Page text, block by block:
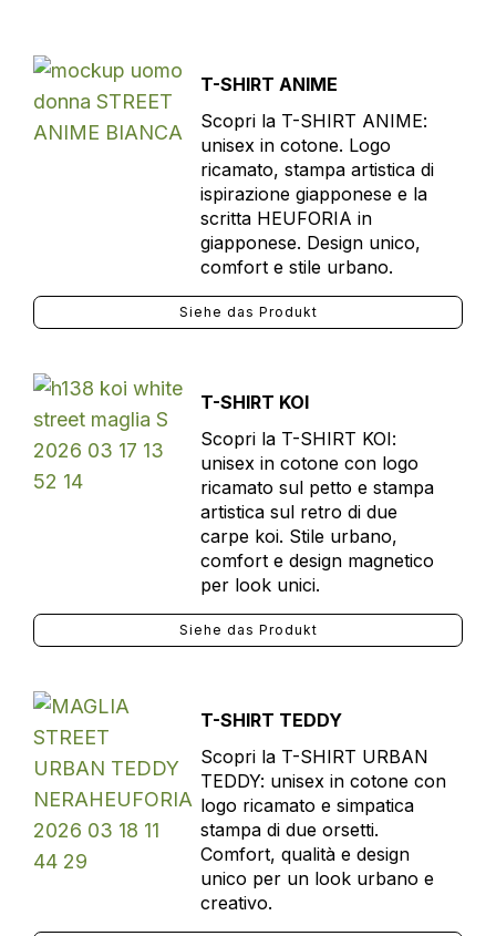
T-SHIRT ANIME
Scopri la T-SHIRT ANIME:
unisex in cotone. Logo
ricamato, stampa artistica di
ispirazione giapponese e la
scritta HEUFORIA in
giapponese. Design unico,
comfort e stile urbano.
Siehe das Produkt
T-SHIRT KOI
Scopri la T-SHIRT KOI:
unisex in cotone con logo
ricamato sul petto e stampa
artistica sul retro di due
carpe koi. Stile urbano,
comfort e design magnetico
per look unici.
Siehe das Produkt
T-SHIRT TEDDY
Scopri la T-SHIRT URBAN
TEDDY: unisex in cotone con
logo ricamato e simpatica
stampa di due orsetti.
Comfort, qualità e design
unico per un look urbano e
creativo.